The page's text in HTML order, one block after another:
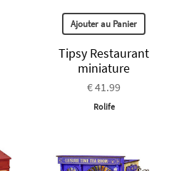
Ajouter au Panier
Tipsy Restaurant
miniature
€ 41.99
Rolife